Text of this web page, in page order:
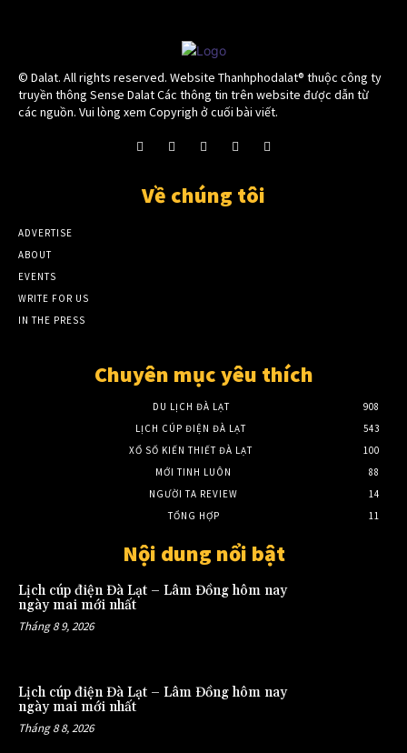
© Dalat. All rights reserved. Website Thanhphodalat® thuộc công ty
truyền thông Sense Dalat Các thông tin trên website được dẫn từ
các nguồn. Vui lòng xem Copyrigh ở cuối bài viết.
Về chúng tôi
ADVERTISE
ABOUT
EVENTS
WRITE FOR US
IN THE PRESS
Chuyên mục yêu thích
DU LỊCH ĐÀ LẠT
908
LỊCH CÚP ĐIỆN ĐÀ LẠT
543
XỔ SỐ KIẾN THIẾT ĐÀ LẠT
100
MỚI TINH LUÔN
88
NGƯỜI TA REVIEW
14
TỔNG HỢP
11
Nội dung nổi bật
Lịch cúp điện Đà Lạt – Lâm Đồng hôm nay
ngày mai mới nhất
Tháng 8 9, 2026
Lịch cúp điện Đà Lạt – Lâm Đồng hôm nay
ngày mai mới nhất
Tháng 8 8, 2026